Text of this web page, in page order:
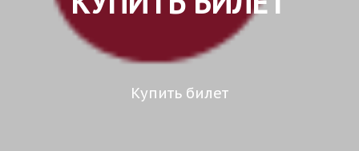
Купить билет